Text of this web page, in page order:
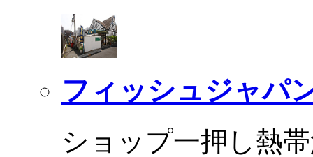
フィッシュジャパ
ショップ一押し熱